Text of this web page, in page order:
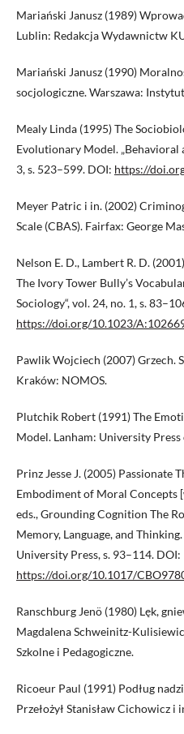
Mariański Janusz (1989)
Lublin: Redakcja Wydawnictw
Mariański Janusz (1990)
socjologiczne. Warszawa:
Mealy Linda (1995) The
Evolutionary Model. „Behavioral
3, s. 523–599. DOI: https://
Meyer Patric i in. (2002)
Scale (CBAS). Fairfax: George
Nelson E. D., Lambert R. D.
The Ivory Tower Bully’s
Sociology“, vol. 24, no. 1, s.
https://doi.org/10.1023/
Pawlik Wojciech (2007) Grzech.
Kraków: NOMOS.
Plutchik Robert (1991) The
Model. Lanham: University
Prinz Jesse J. (2005) Passionate
Embodiment of Moral Concepts
eds., Grounding Cognition The
Memory, Language, and
University Press, s. 93–114. DOI:
https://doi.org/10.1017/
Ranschburg Jenö (1980) Lęk,
Magdalena Schweinitz-
Szkolne i Pedagogiczne.
Ricoeur Paul (1991) Podług
Przełożył Stanisław Cichowicz i